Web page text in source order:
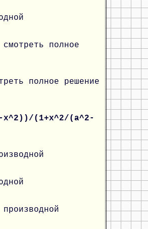
смотреть полное
полное решение
(1+x^2/(a^2-